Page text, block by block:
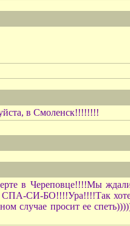
в Смоленск!!!!!!!!
в Череповце!!!!Мы
СПА-СИ-БО!!!!Ура!!!!Так
случае просит ее